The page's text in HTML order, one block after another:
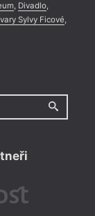
, Divadlo,
Sylvy Ficové,